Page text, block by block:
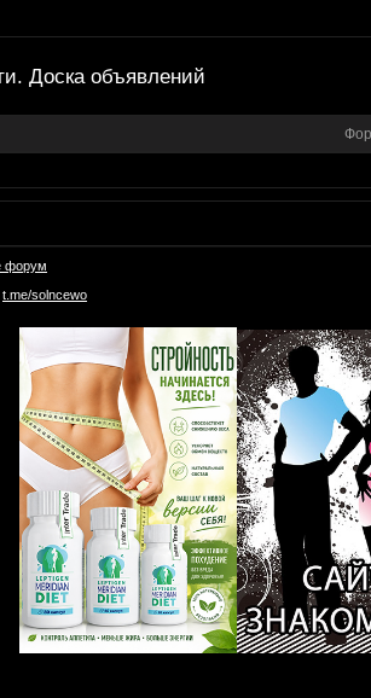
Доска объявлений
форум
t.me/solncewo